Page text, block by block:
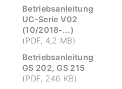
Betriebsanleitung
UC-Serie V02
(10/2018-...)
(PDF, 4,2 MB)
Betriebsanleitung
GS 202, GS 215
(PDF, 246 KB)